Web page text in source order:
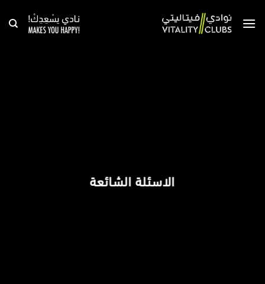
للمحتوى
الاسئلة الشائعة